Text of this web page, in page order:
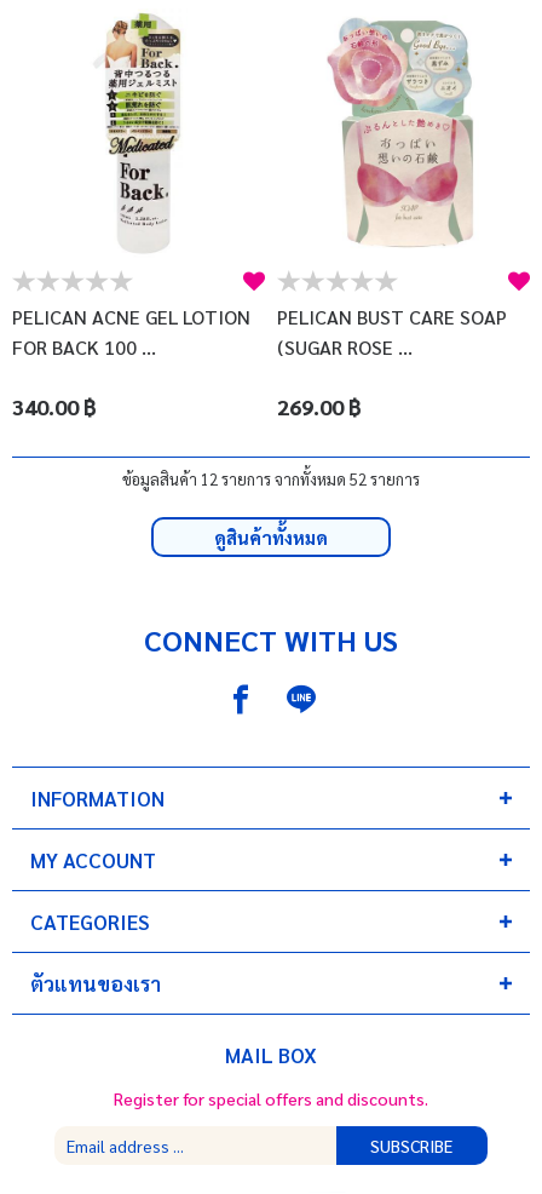
PELICAN ACNE GEL LOTION
FOR BACK 100 ...
340.00 ฿
PELICAN BUST CARE SOAP
(SUGAR ROSE ...
269.00 ฿
ข้อมูลสินค้า 12 รายการ จากทั้งหมด 52 รายการ
ดูสินค้าทั้งหมด
CONNECT WITH US
INFORMATION
MY ACCOUNT
CATEGORIES
ตัวแทนของเรา
MAIL BOX
Register for special offers and discounts.
SUBSCRIBE